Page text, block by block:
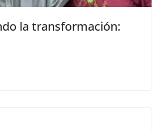
la transformación: